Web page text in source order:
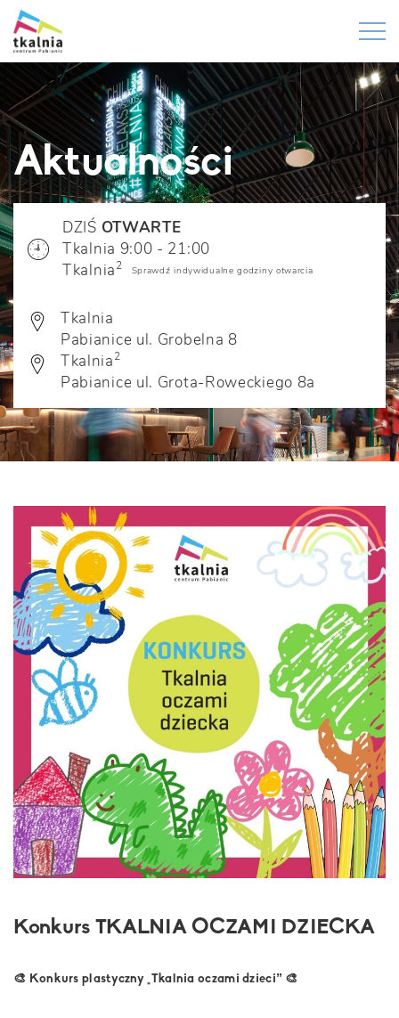
Aktualności
DZIŚ OTWARTE
Tkalnia 9:00 - 21:00
Tkalnia2 Sprawdź indywidualne godziny otwarcia
Tkalnia
Pabianice ul. Grobelna 8
Tkalnia2
Pabianice ul. Grota-Roweckiego 8a
Konkurs TKALNIA OCZAMI DZIECKA
🎨 Konkurs plastyczny „Tkalnia oczami dzieci” 🎨